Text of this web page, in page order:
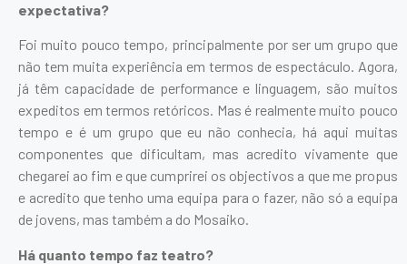
expectativa?
Foi muito pouco tempo, principalmente por ser um grupo que
não tem muita experiência em termos de espectáculo. Agora,
já têm capacidade de performance e linguagem, são muitos
expeditos em termos retóricos. Mas é realmente muito pouco
tempo e é um grupo que eu não conhecia, há aqui muitas
componentes que dificultam, mas acredito vivamente que
chegarei ao fim e que cumprirei os objectivos a que me propus
e acredito que tenho uma equipa para o fazer, não só a equipa
de jovens, mas também a do Mosaiko.
Há quanto tempo faz teatro?